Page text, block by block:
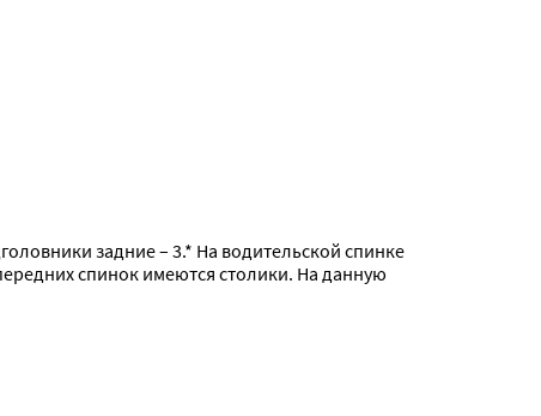
задние – 3.* На водительской спинке
спинок имеются столики. На данную